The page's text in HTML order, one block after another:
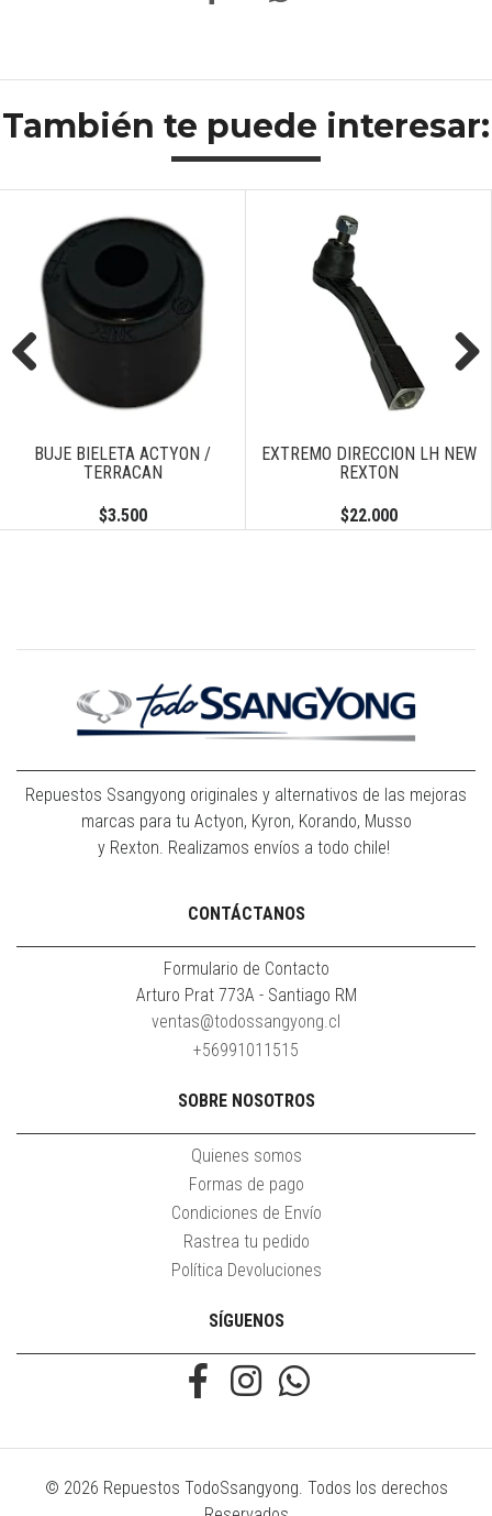
También te puede interesar:
BUJE BIELETA ACTYON /
TERRACAN
$3.500
EXTREMO DIRECCION LH NEW
REXTON
$22.000
Repuestos Ssangyong originales y alternativos de las mejoras
marcas para tu Actyon, Kyron, Korando, Musso
y Rexton. Realizamos envíos a todo chile!
CONTÁCTANOS
Formulario de Contacto
Arturo Prat 773A - Santiago RM
ventas@todossangyong.cl
+56991011515
SOBRE NOSOTROS
Quienes somos
Formas de pago
Condiciones de Envío
Rastrea tu pedido
Política Devoluciones
SÍGUENOS
© 2026 Repuestos TodoSsangyong. Todos los derechos